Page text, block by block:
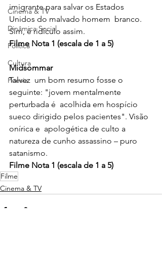
Cinema & TV
Dinâmica Social
Política
Cultura
Poesia
imigrante para salvar os Estados
Unidos do malvado homem  branco.
Sim, é ridículo assim.
Filme Nota 1 (escala de 1 a 5)
Midsommar
Talvez  um bom resumo fosse o
seguinte: "jovem mentalmente
perturbada é  acolhida em hospício
sueco dirigido pelos pacientes". Visão
onírica e  apologética de culto a
natureza de cunho assassino – puro
satanismo.
Filme Nota 1 (escala de 1 a 5)
Filme
Cinema & TV